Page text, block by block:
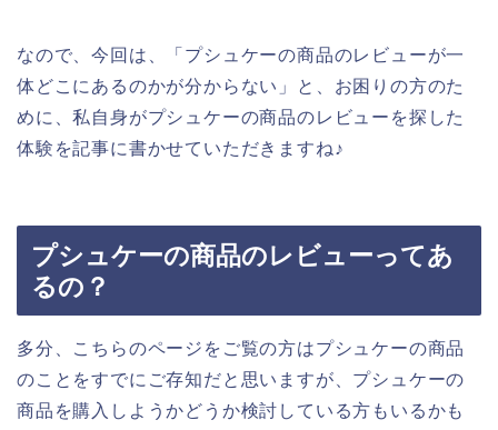
なので、今回は、「プシュケーの商品のレビューが一
体どこにあるのかが分からない」と、お困りの方のた
めに、私自身がプシュケーの商品のレビューを探した
体験を記事に書かせていただきますね♪
プシュケーの商品のレビューってあ
るの？
多分、こちらのページをご覧の方はプシュケーの商品
のことをすでにご存知だと思いますが、プシュケーの
商品を購入しようかどうか検討している方もいるかも